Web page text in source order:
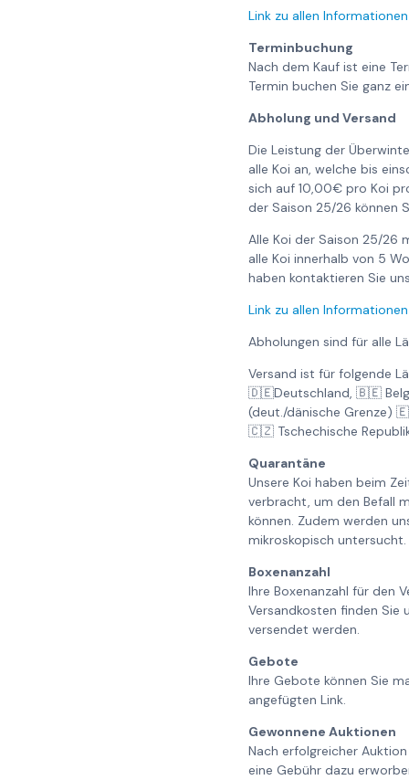
Link zu allen Informationen
Terminbuchung
Nach dem Kauf ist eine
Termin buchen Sie ganz
Abholung und Versand
Die Leistung der
alle Koi an, welche bis
sich auf 10,00€ pro Koi
der Saison 25/26 können
Alle Koi der Saison 25/26
alle Koi innerhalb von 5
haben kontaktieren Sie
Link zu allen Informationen
Abholungen sind für alle
Versand ist für folgende
🇩🇪Deutschland, 🇧🇪
(deut./dänische Grenze)
🇨🇿 Tschechische
Quarantäne
Unsere Koi haben beim
verbracht, um den Befall
können. Zudem werden
mikroskopisch
Boxenanzahl
Ihre Boxenanzahl für den
Versandkosten finden Sie
versendet werden.
Gebote
Ihre Gebote können Sie
angefügten Link.
Gewonnene Auktionen
Nach erfolgreicher
eine Gebühr dazu